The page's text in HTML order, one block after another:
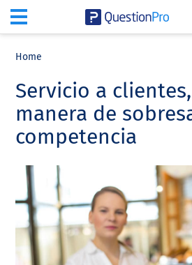
content
sidebar
Home
Servicio a
manera de
competencia